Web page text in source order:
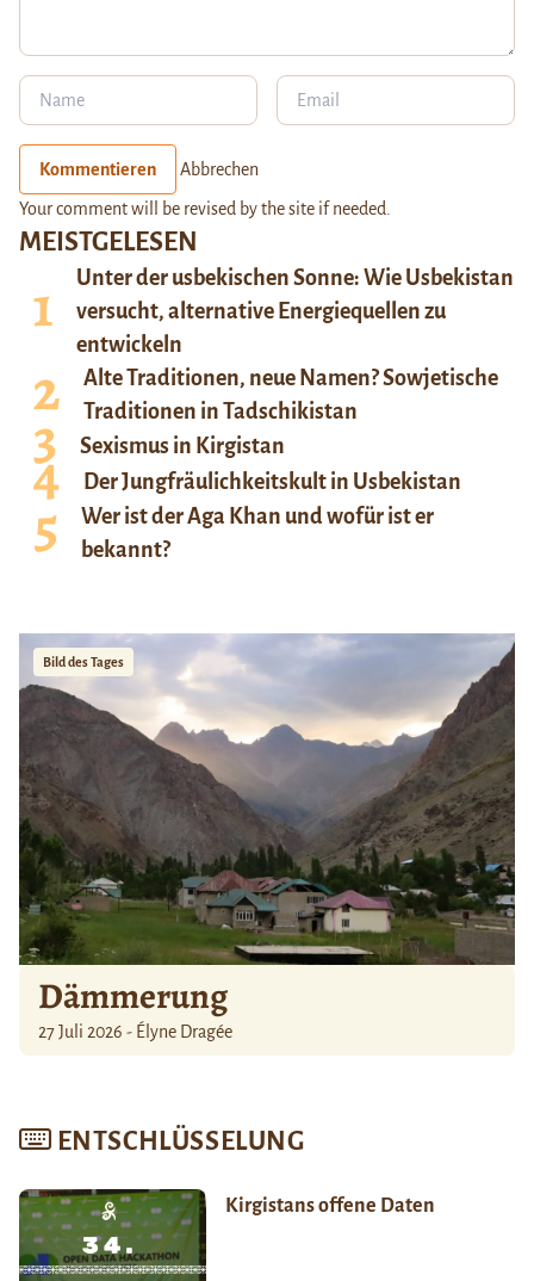
MEISTGELESEN
Unter der usbekischen Sonne: Wie Usbekistan
versucht, alternative Energiequellen zu
entwickeln
Alte Traditionen, neue Namen? Sowjetische
Traditionen in Tadschikistan
Sexismus in Kirgistan
Der Jungfräulichkeitskult in Usbekistan
Wer ist der Aga Khan und wofür ist er
bekannt?
Bild des Tages
Dämmerung
27 Juli 2026 - Élyne Dragée
ENTSCHLÜSSELUNG
Kirgistans offene Daten
Kommentieren Abbrechen
Your comment will be revised by the site if needed.